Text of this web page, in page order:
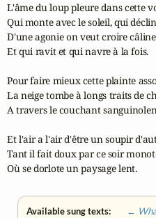
L'âme du loup pleure dans cette
Qui monte avec le soleil, qui
D'une agonie on veut croire
Et qui ravit et qui navre à la fois.
Pour faire mieux cette plainte
La neige tombe à longs traits de
A travers le couchant
Et l'air a l'air d'être un soupir
Tant il fait doux par ce soir
Où se dorlote un paysage lent.
Available sung texts:
← What